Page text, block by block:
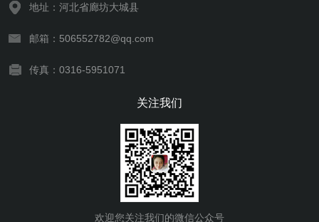
地址：河北省廊坊大城县
邮箱：506552782@qq.com
传真：0316-5951071
关注我们
欢迎您关注我们的微信公众号